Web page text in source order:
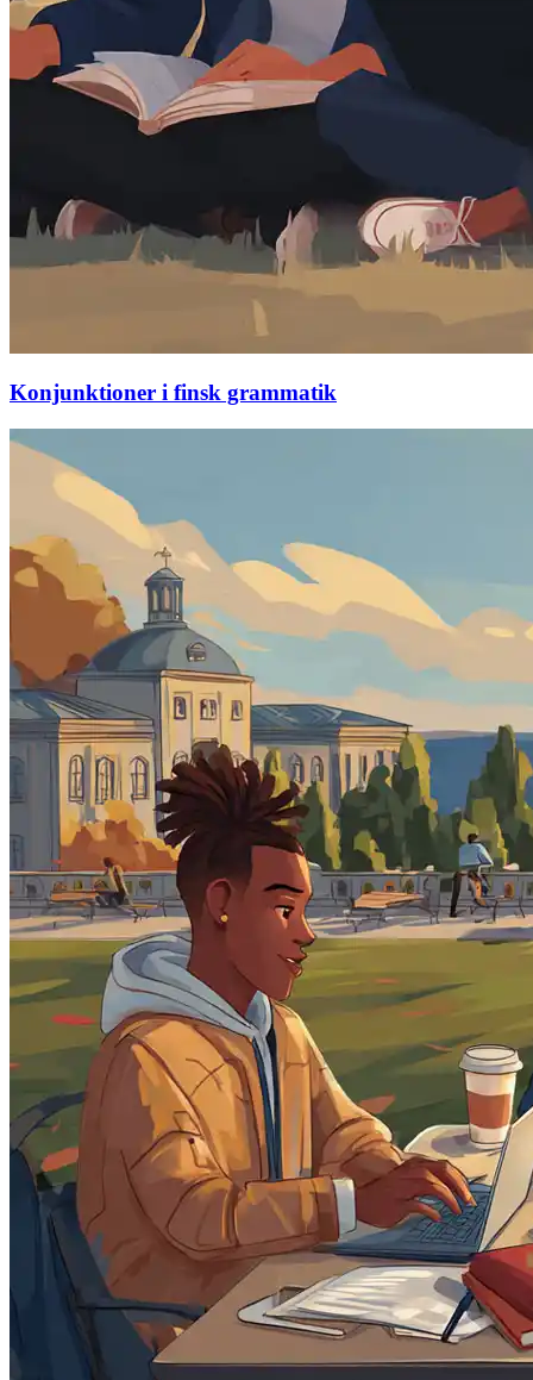
Konjunktioner i finsk grammatik